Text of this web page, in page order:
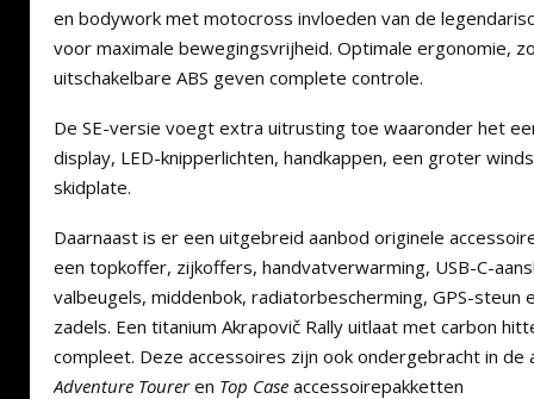
en bodywork met motocross invloeden van de
voor maximale bewegingsvrijheid. Optimale ergonomie,
uitschakelbare ABS geven complete controle.
De SE-versie voegt extra uitrusting toe waaronder het
display, LED-knipperlichten, handkappen, een groter
skidplate.
Daarnaast is er een uitgebreid aanbod originele
een topkoffer, zijkoffers, handvatverwarming, USB-C-
valbeugels, middenbok, radiatorbescherming, GPS-steun
zadels. Een titanium Akrapovič Rally uitlaat met carbon
compleet. Deze accessoires zijn ook ondergebracht in de
Adventure Toureren Top Case accessoirepakketten